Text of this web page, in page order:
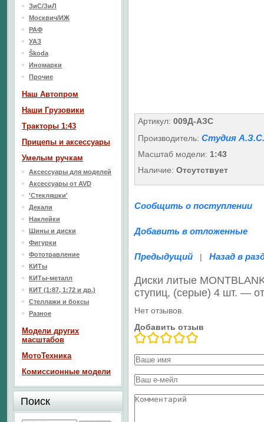
Артикул: 009Д-АЗС
Производитель: Студия А.З.С.
Масштаб модели: 1:43
Наличие: Отсутствует
Сообщить о поступлении
Добавить в отложенные
Предыдущий | Назад в
Диски литые
ступиц, (серые) 4 шт. —
Нет отзывов.
Добавить отзыв
ЗиС/ЗиЛ
Москвич/ИЖ
РАФ
УАЗ
Škoda
Иномарки
Прочие
Наш Aвтопром
Наши Грузовики
Тракторы 1:43
Прицепы и аксессуары
Умелым ручкам
Аксессуары для моделей
Аксессуары от AVD
'Стекляшки'
Декали
Наклейки
Шины и диски
Фигурки
Фототравление
КИТы
КИТы-металл
КИТ (1:87, 1:72 и др.)
Стеллажи и боксы
Разное
Модели других
масштабов
МотоТехника
Комиссионные модели
Поиск